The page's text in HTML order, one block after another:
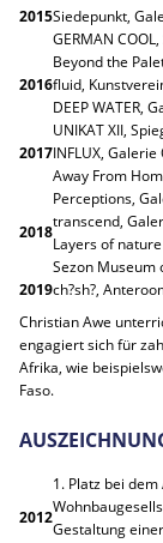
2015Siedepunkt,
GERMAN
2016
Beyond the
fluid,
DEEP WATER,
2017
UNIKAT XII,
INFLUX,
Away From
2018
Perceptions,
transcend,
Layers of
Sezon Museum
2019ch?sh?,
Christian Awe
engagiert sich für
Afrika, wie
Faso.
2012
1. Platz bei
Gestaltung